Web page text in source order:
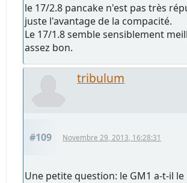
le 17/2.8 pancake n'est pas très
juste l'avantage de la compacité.
Le 17/1.8 semble sensiblement
assez bon.
tribulum
#109 Novembre 29, 2013, 16:28:31
Une petite question: le GM1 a-t-il